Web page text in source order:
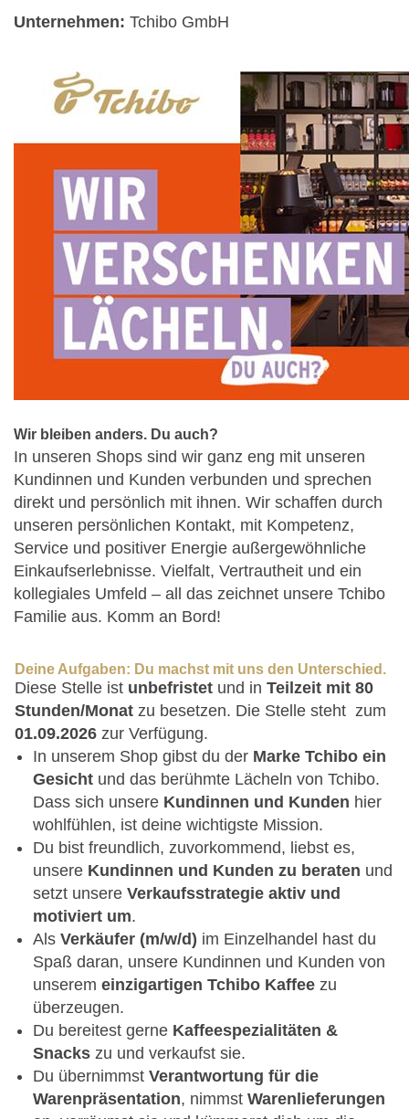
Unternehmen: Tchibo GmbH
Wir bleiben anders. Du auch?
In unseren Shops sind wir ganz eng mit unseren
Kundinnen und Kunden verbunden und sprechen
direkt und persönlich mit ihnen. Wir schaffen durch
unseren persönlichen Kontakt, mit Kompetenz,
Service und positiver Energie außergewöhnliche
Einkaufserlebnisse. Vielfalt, Vertrautheit und ein
kollegiales Umfeld – all das zeichnet unsere Tchibo
Familie aus. Komm an Bord!
Deine Aufgaben: Du machst mit uns den Unterschied.
Diese Stelle ist unbefristet und in Teilzeit mit 80
Stunden/Monat zu besetzen. Die Stelle steht zum
01.09.2026 zur Verfügung.
In unserem Shop gibst du der Marke Tchibo ein
Gesicht und das berühmte Lächeln von Tchibo.
Dass sich unsere Kundinnen und Kunden hier
wohlfühlen, ist deine wichtigste Mission.
Du bist freundlich, zuvorkommend, liebst es,
unsere Kundinnen und Kunden zu beraten und
setzt unsere Verkaufsstrategie aktiv und
motiviert um.
Als Verkäufer (m/w/d) im Einzelhandel hast du
Spaß daran, unsere Kundinnen und Kunden von
unserem einzigartigen Tchibo Kaffee zu
überzeugen.
Du bereitest gerne Kaffeespezialitäten &
Snacks zu und verkaufst sie.
Du übernimmst Verantwortung für die
Warenpräsentation, nimmst Warenlieferungen